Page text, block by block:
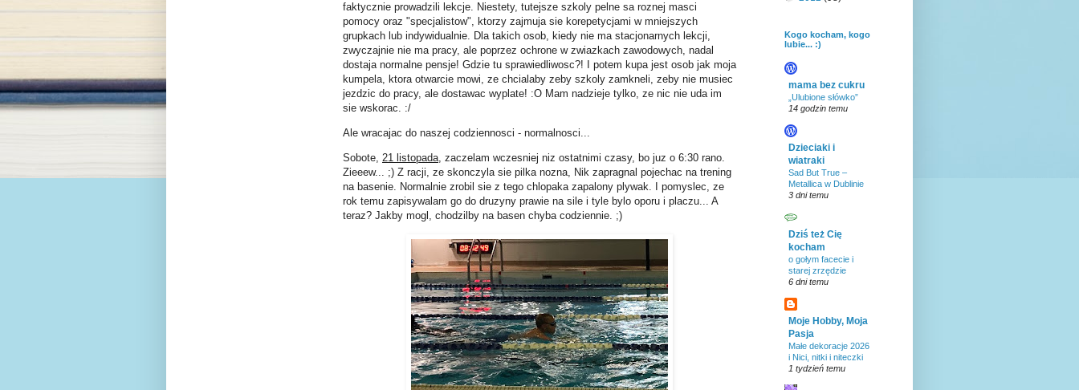
faktycznie prowadzili lekcje. Niestety, tutejsze szkoly pelne sa roznej masci
pomocy oraz "specjalistow", ktorzy zajmuja sie korepetycjami w mniejszych
grupkach lub indywidualnie. Dla takich osob, kiedy nie ma stacjonarnych lekcji,
zwyczajnie nie ma pracy, ale poprzez ochrone w zwiazkach zawodowych, nadal
dostaja normalne pensje! Gdzie tu sprawiedliwosc?! I potem kupa jest osob jak moja
kumpela, ktora otwarcie mowi, ze chcialaby zeby szkoly zamkneli, zeby nie musiec
jezdzic do pracy, ale dostawac wyplate! :O Mam nadzieje tylko, ze nic nie uda im
sie wskorac. :/
Ale wracajac do naszej codziennosci - normalnosci...
Sobote, 21 listopada, zaczelam wczesniej niz ostatnimi czasy, bo juz o 6:30 rano.
Zieeew... ;) Z racji, ze skonczyla sie pilka nozna, Nik zapragnal pojechac na trening
na basenie. Normalnie zrobil sie z tego chlopaka zapalony plywak. I pomyslec, ze
rok temu zapisywalam go do druzyny prawie na sile i tyle bylo oporu i placzu... A
teraz? Jakby mogl, chodzilby na basen chyba codziennie. ;)
Kogo kocham, kogo
lubie... :)
mama bez cukru
„Ulubione słówko”
14 godzin temu
Dzieciaki i
wiatraki
Sad But True –
Metallica w Dublinie
3 dni temu
Dziś też Cię
kocham
o gołym facecie i
starej zrzędzie
6 dni temu
Moje Hobby, Moja
Pasja
Małe dekoracje 2026
i Nici, nitki i niteczki
1 tydzień temu